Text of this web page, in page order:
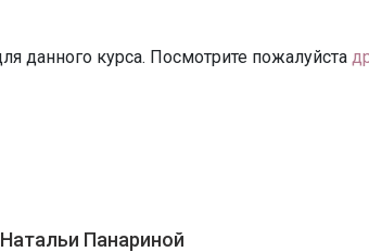
данного курса. Посмотрите пожалуйста
Панариной